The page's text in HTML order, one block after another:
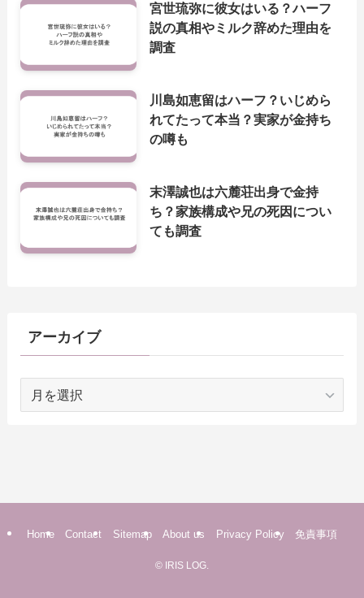
宮世琉弥に彼女はいる？ハーフ
説の真相やミルク辞めた理由を
調査
川島如恵留はハーフ？いじめら
れてたって本当？実家が金持ち
の噂も
末澤誠也は六麓荘出身で金持
ち？家族構成や兄の死因につい
ても調査
アーカイブ
Home Contact Sitemap About us Privacy Policy 免責事項
© IRIS LOG.